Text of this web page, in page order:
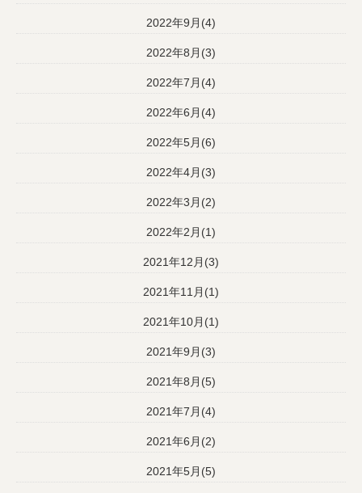
2022年9月(4)
2022年8月(3)
2022年7月(4)
2022年6月(4)
2022年5月(6)
2022年4月(3)
2022年3月(2)
2022年2月(1)
2021年12月(3)
2021年11月(1)
2021年10月(1)
2021年9月(3)
2021年8月(5)
2021年7月(4)
2021年6月(2)
2021年5月(5)